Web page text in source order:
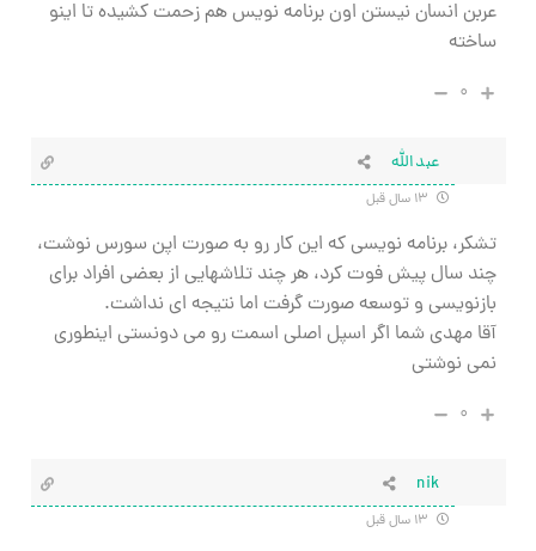
عربن انسان نیستن اون برنامه نویس هم زحمت کشیده تا اینو
ساخته
۰
عبدالله
تشکر، برنامه نویسی که این کار رو به صورت اپن سورس نوشت،
چند سال پیش فوت کرد، هر چند تلاشهایی از بعضی افراد برای
بازنویسی و توسعه صورت گرفت اما نتیجه ای نداشت.
آقا مهدی شما اگر اسپل اصلی اسمت رو می دونستی اینطوری
نمی نوشتی
۰
nik